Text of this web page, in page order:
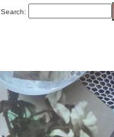
Search: